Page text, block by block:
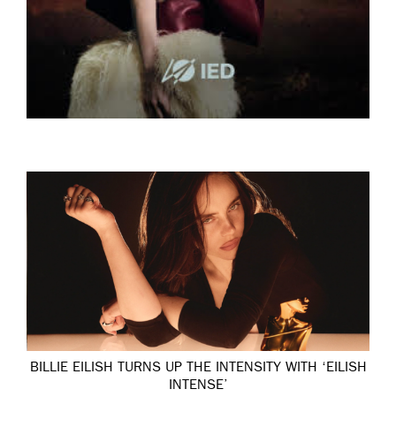
BILLIE EILISH TURNS UP THE INTENSITY WITH ‘EILISH
INTENSE’